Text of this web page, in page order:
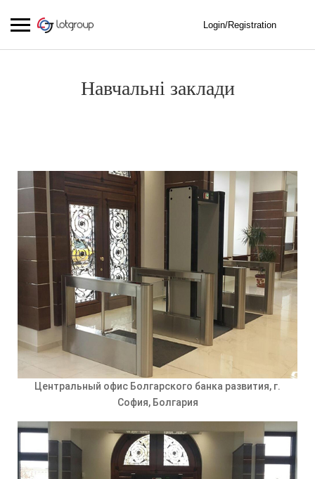
Login/Registration
Навчальні заклади
Центральный офис Болгарского банка развития, г.
София, Болгария